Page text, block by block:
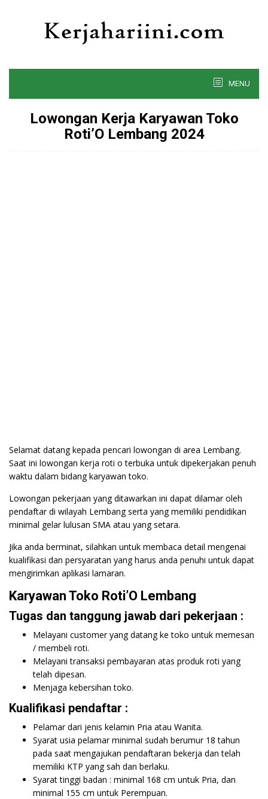
MENU
Lowongan Kerja Karyawan Toko
Roti’O Lembang 2024
Selamat datang kepada pencari lowongan di area Lembang.
Saat ini lowongan kerja roti o terbuka untuk dipekerjakan penuh
waktu dalam bidang karyawan toko.
Lowongan pekerjaan yang ditawarkan ini dapat dilamar oleh
pendaftar di wilayah Lembang serta yang memiliki pendidikan
minimal gelar lulusan SMA atau yang setara.
Jika anda berminat, silahkan untuk membaca detail mengenai
kualifikasi dan persyaratan yang harus anda penuhi untuk dapat
mengirimkan aplikasi lamaran.
Karyawan Toko Roti’O Lembang
Tugas dan tanggung jawab dari pekerjaan :
Melayani customer yang datang ke toko untuk memesan
/ membeli roti.
Melayani transaksi pembayaran atas produk roti yang
telah dipesan.
Menjaga kebersihan toko.
Kualifikasi pendaftar :
Pelamar dari jenis kelamin Pria atau Wanita.
Syarat usia pelamar minimal sudah berumur 18 tahun
pada saat mengajukan pendaftaran bekerja dan telah
memiliki KTP yang sah dan berlaku.
Syarat tinggi badan : minimal 168 cm untuk Pria, dan
minimal 155 cm untuk Perempuan.